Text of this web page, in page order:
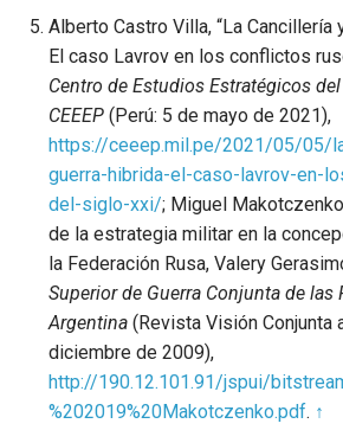
Alberto Castro Villa, “La Cancillería
El caso Lavrov en los conflictos
Centro de Estudios Estratégicos
CEEEP (Perú: 5 de mayo de 2021),
https://ceeep.mil.pe/2021/05/05/
guerra-hibrida-el-caso-lavrov-en-
del-siglo-xxi/; Miguel
de la estrategia militar en la
la Federación Rusa, Valery
Superior de Guerra Conjunta de las
Argentina (Revista Visión Conjunta
diciembre de 2009),
http://190.12.101.91/jspui/
%202019%20Makotczenko.pdf. ↑